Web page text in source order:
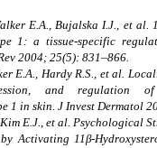
E.A., Bujalska I.J., et al.
1: a tissue-specific
2004; 25(5): 831–866.
E.A., Hardy R.S., et al.
and regulation of
1 in skin. J Invest Dermatol
E.J., et al. Psychological
Activating 11β-